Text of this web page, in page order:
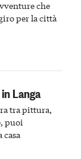
che
per la città
Langa
tra pittura,
puoi
casa